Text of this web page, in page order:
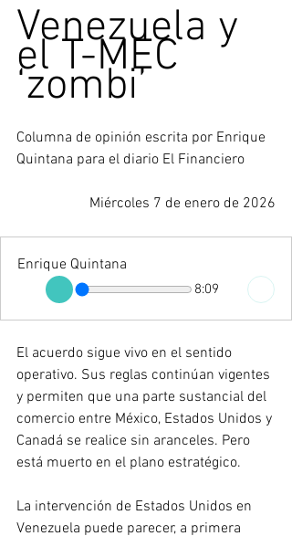
Venezuela y
el T-MEC
‘zombi’
Columna de opinión escrita por Enrique
Quintana para el diario El Financiero
Miércoles 7 de enero de 2026
Enrique Quintana
8:09
El acuerdo sigue vivo en el sentido
operativo. Sus reglas continúan vigentes
y permiten que una parte sustancial del
comercio entre México, Estados Unidos y
Canadá se realice sin aranceles. Pero
está muerto en el plano estratégico.
La intervención de Estados Unidos en
Venezuela puede parecer, a primera